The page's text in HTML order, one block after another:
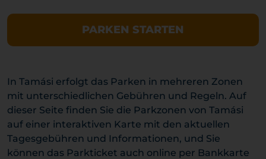
PARKEN STARTEN
In Tamási erfolgt das Parken in mehreren Zonen
mit unterschiedlichen Gebühren und Regeln. Auf
dieser Seite finden Sie die Parkzonen von Tamási
auf einer interaktiven Karte mit den aktuellen
Tagesgebühren und Informationen, und Sie
können das Parkticket auch online per Bankkarte